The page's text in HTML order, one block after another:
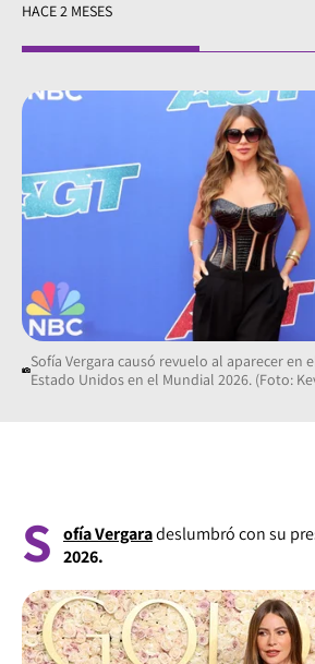
HACE 2 MESES
Sofía Vergara causó revuelo al aparecer en
Estado Unidos en el Mundial 2026. (Foto:
S ofía Vergaradeslumbró con su
2026.